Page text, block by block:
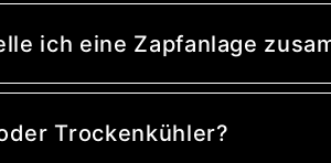
ich eine Zapfanlage
Trockenkühler?